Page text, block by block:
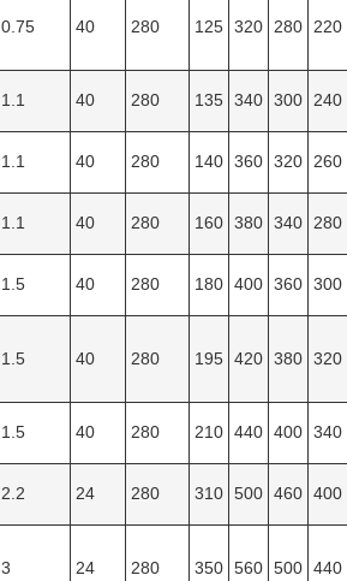
0.75 40 280 125 320 280 220
1.1 40 280 135 340 300 240
1.1 40 280 140 360 320 260
1.1 40 280 160 380 340 280
1.5 40 280 180 400 360 300
1.5 40 280 195 420 380 320
1.5 40 280 210 440 400 340
2.2 24 280 310 500 460 400
3 24 280 350 560 500 440